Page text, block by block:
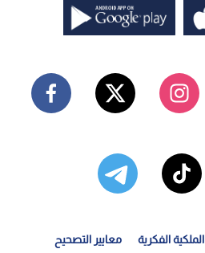
الملكية الفكرية معايير التصحيح